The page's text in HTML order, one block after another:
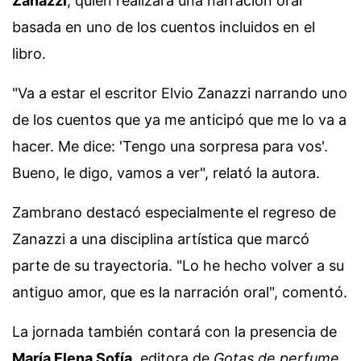
basada en uno de los cuentos incluidos en el
libro.
"Va a estar el escritor Elvio Zanazzi narrando uno
de los cuentos que ya me anticipó que me lo va a
hacer. Me dice: 'Tengo una sorpresa para vos'.
Bueno, le digo, vamos a ver", relató la autora.
Zambrano destacó especialmente el regreso de
Zanazzi a una disciplina artística que marcó
parte de su trayectoria. "Lo he hecho volver a su
antiguo amor, que es la narración oral", comentó.
La jornada también contará con la presencia de